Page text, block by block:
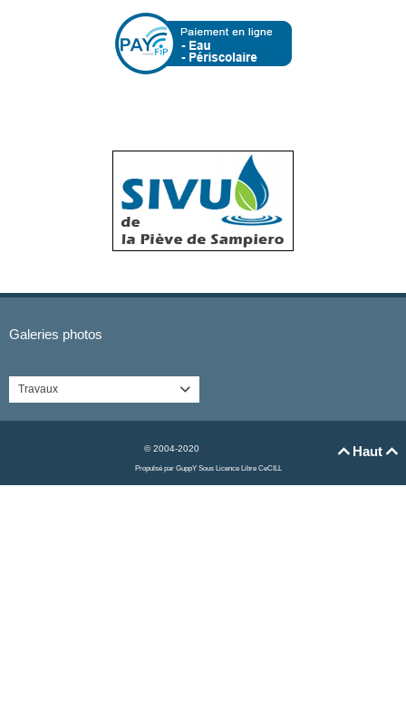
Galeries photos
Travaux 
Haut 
© 2004-2020
Propulsé par GuppY Sous Licence Libre CeCILL